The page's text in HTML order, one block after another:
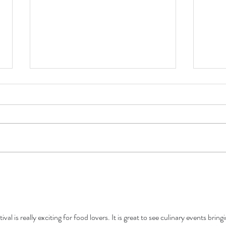
Skin Mod - Myths and
removal. We provide our top tips on...
is really exciting for food lovers. It is great to see culinary events